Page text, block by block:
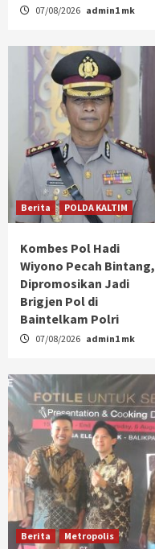
07/08/2026 admin1 mk
Berita POLDA KALTIM
Kombes Pol Hadi
Wiyono Pecah Bintang,
Dipromosikan Jadi
Brigjen Pol di
Baintelkam Polri
07/08/2026 admin1 mk
Berita Metropolis